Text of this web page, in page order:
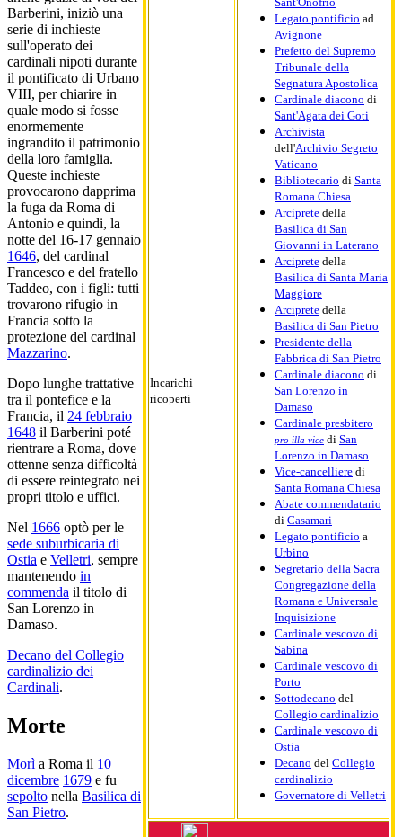
Incarichi
ricoperti
Legato pontificio ad
Avignone
Prefetto del Supremo
Tribunale della
Segnatura Apostolica
Cardinale diacono di
Sant'Agata dei Goti
Archivista
dell'Archivio Segreto
Vaticano
Bibliotecario di Santa
Romana Chiesa
Arciprete della
Basilica di San
Giovanni in Laterano
Arciprete della
Basilica di Santa Maria
Maggiore
Arciprete della
Basilica di San Pietro
Presidente della
Fabbrica di San Pietro
Cardinale diacono di
San Lorenzo in
Damaso
Cardinale presbitero
pro illa vice di San
Lorenzo in Damaso
Vice-cancelliere di
Santa Romana Chiesa
Abate commendatario
di Casamari
Legato pontificio a
Urbino
Segretario della Sacra
Congregazione della
Romana e Universale
Inquisizione
Cardinale vescovo di
Sabina
Cardinale vescovo di
Porto
Sottodecano del
Collegio cardinalizio
Cardinale vescovo di
Ostia
Decano del Collegio
cardinalizio
Governatore di Velletri
Barberini, iniziò una
serie di inchieste
sull'operato dei
cardinali nipoti durante
il pontificato di Urbano
VIII, per chiarire in
quale modo si fosse
enormemente
ingrandito il patrimonio
della loro famiglia.
Queste inchieste
provocarono dapprima
la fuga da Roma di
Antonio e quindi, la
notte del 16-17 gennaio
1646, del cardinal
Francesco e del fratello
Taddeo, con i figli: tutti
trovarono rifugio in
Francia sotto la
protezione del cardinal
Mazzarino.
Dopo lunghe trattative
tra il pontefice e la
Francia, il 24 febbraio
1648 il Barberini poté
rientrare a Roma, dove
ottenne senza difficoltà
di essere reintegrato nei
propri titolo e uffici.
Nel 1666 optò per le
sede suburbicaria di
Ostia e Velletri, sempre
mantenendo in
commenda il titolo di
San Lorenzo in
Damaso.
Decano del Collegio
cardinalizio dei
Cardinali.
Morte
Morì a Roma il 10
dicembre 1679 e fu
sepolto nella Basilica di
San Pietro.